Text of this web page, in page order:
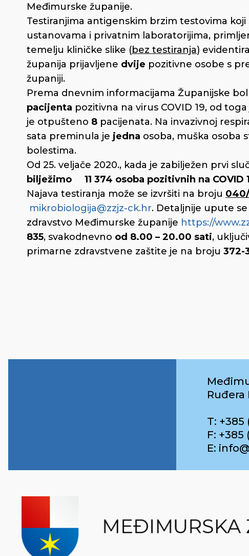
Međimurske županije.
Testiranjima antigenskim brzim testovima
ustanovama i privatnim laboratorijima,
temelju kliničke slike (bez testiranja)
županija prijavljene dvije pozitivne osobe s
županiji.
Prema dnevnim informacijama Županijske
pacijenta pozitivna na virus COVID 19, od
je otpušteno 8 pacijenata. Na invazivnoj
sata preminula je jedna osoba, muška osoba
bolestima.
Od 25. veljače 2020., kada je zabilježen prvi
bilježimo 11 374 osoba pozitivnih na COVID
Najava testiranja može se izvršiti na broju
mikrobiologija@zzjz-ck.hr. Detaljnije upute
zdravstvo Međimurske županije https://
835, svakodnevno od 8.00 – 20.00 sati,
primarne zdravstvene zaštite je na broju 372-
Ruđera
T: +385
F: +385
E: